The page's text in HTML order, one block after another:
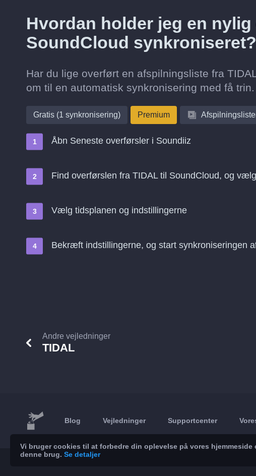
Hvordan holder jeg en
SoundCloud synkroniseret?
Har du lige overført en afspilningsliste fra
om til en automatisk synkronisering med få trin.
Gratis (1 synkronisering) Premium
Åbn Seneste overførsler i Soundiiz
Find overførslen fra TIDAL til SoundCloud, og
Vælg tidsplanen og indstillingerne
Bekræft indstillingerne, og start synkroniseringen
Andre vejledninger
TIDAL
Blog Vejledninger Supportcenter
Vi bruger cookies til at forbedre din oplevelse på vores
denne brug. Se detaljer